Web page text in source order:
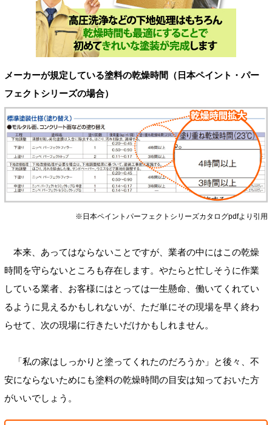
メーカーが規定している塗料の乾燥時間（日本ペイント・パー
フェクトシリーズの場合）
※日本ペイントパーフェクトシリーズカタログpdfより引用
本来、あってはならないことですが、業者の中にはこの乾燥
時間を守らないところも存在します。やたらと忙しそうに作業
している業者、お客様にはとっては一生懸命、働いてくれてい
るように見えるかもしれないが、ただ単にその現場を早く終わ
らせて、次の現場に行きたいだけかもしれません。
「私の家はしっかりと塗ってくれたのだろうか」と後々、不
安にならないためにも塗料の乾燥時間の目安は知っておいた方
がいいでしょう。